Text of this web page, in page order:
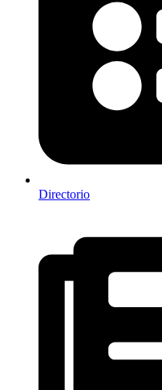
Directorio